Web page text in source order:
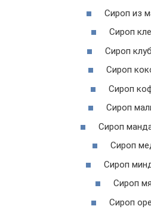
Сироп из
Сироп
Сироп
Сироп
Сироп
Сироп
Сироп
Сироп
Сироп
Сироп
Сироп